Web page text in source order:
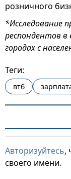
розничного
*Исследование
респондентов в
городах с
Теги:
втб
Авторизуйтесь,
своего имени.